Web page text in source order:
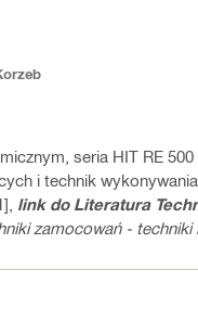
seria HIT RE
i technik
link do Literatura
zamocowań - techniki